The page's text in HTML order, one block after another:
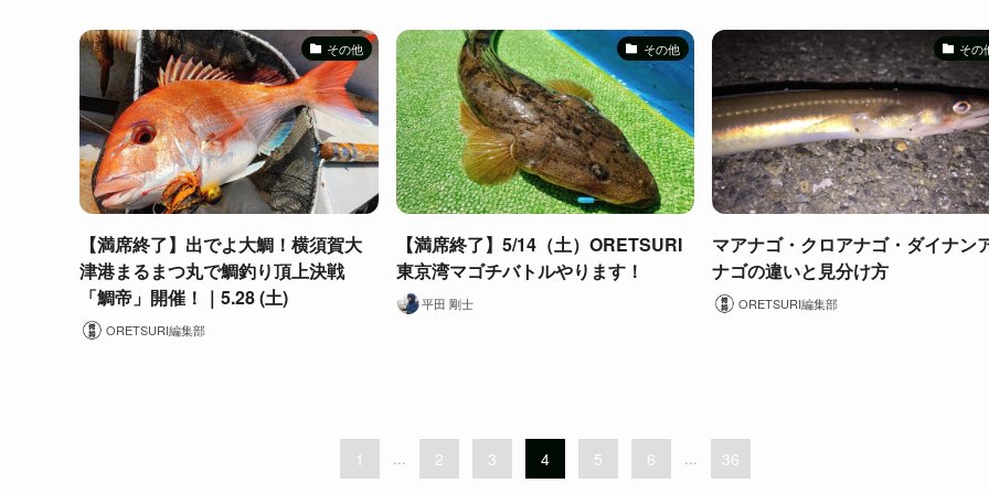
その他
【満席終了】出でよ大鯛！横須賀大
津港まるまつ丸で鯛釣り頂上決戦
「鯛帝」開催！｜5.28 (土)
ORETSURI編集部
その他
【満席終了】5/14（土）ORETSURI
東京湾マゴチバトルやります！
平田 剛士
その
マアナゴ・クロアナゴ・ダイナン
ナゴの違いと見分け方
ORETSURI編集部
1 ... 2 3 4 5 6 ... 36